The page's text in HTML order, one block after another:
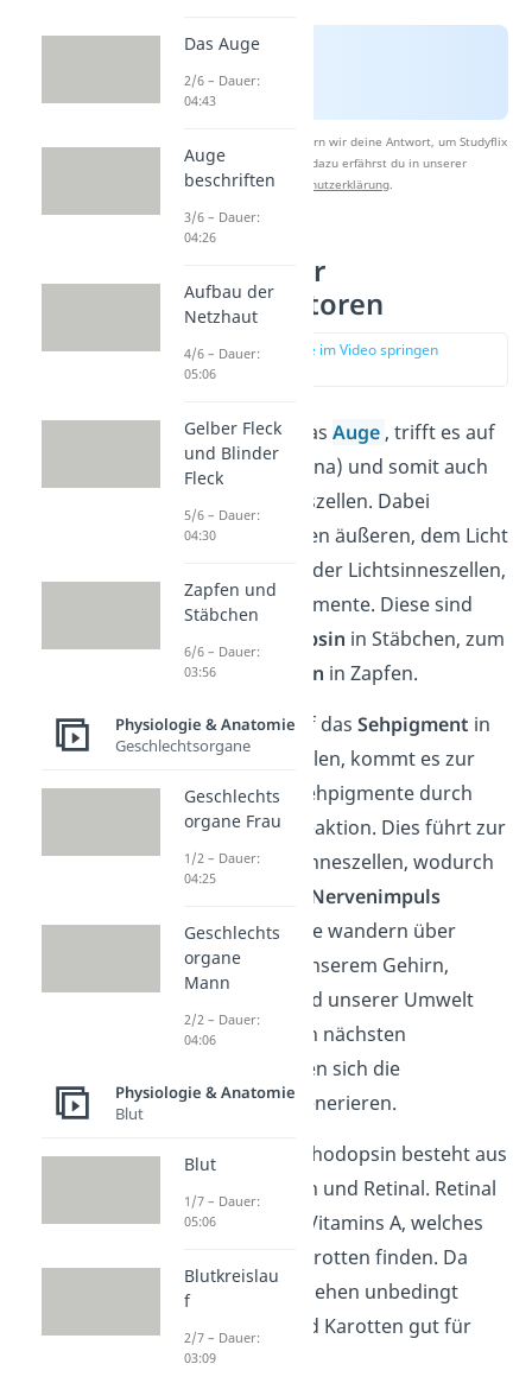
Nach Beantwortung speichern wir deine Antwort, um Studyflix
zu verbessern. Mehr dazu erfährst du in unserer
Datenschutzerklärung
Funktion der
Photorezeptoren
zur Stelle im Video springen
Fällt Licht durch das Auge , trifft es auf
Netzhaut(Retina) und somit auch
auf die Lichtsinneszellen. Dabei
befinden sich in den äußeren, dem Licht
abgewandten Teil der Lichtsinneszellen,
bestimmte Sehpigmente. Diese sind
Rhodopsin in Stäbchen, zum
anderen
Photopsin in Zapfen.
Trifft nun Licht auf das Sehpigment in
den Lichtsinneszellen, kommt es zur
Spaltung dieser Sehpigmente durch
eine chemische Reaktion. Dies führt zur
Aktivierung der Sinneszellen, wodurch
Nervenimpuls
auslöst. Die Signale wandern über
Nervenzellen zu unserem Gehirn,
wodurch ein Abbild unserer Umwelt
entsteht. Für einen nächsten
Lichtimpuls müssen sich die
Sehpigmente regenerieren.
Schon gewusst?
Rhodopsin besteht aus
dem Protein Opsin und Retinal. Retinal
ist eine Form des Vitamins A, welches
wir vor allem in Karotten finden. Da
Retinal für unser Sehen unbedingt
notwendig ist, sind Karotten gut für
unsere Augen.
Das Auge
2/6 – Dauer:
04:43
Auge
beschriften
3/6 – Dauer:
04:26
Aufbau der
Netzhaut
4/6 – Dauer:
05:06
Gelber Fleck
und Blinder
Fleck
5/6 – Dauer:
04:30
Zapfen und
Stäbchen
6/6 – Dauer:
03:56
Physiologie & Anatomie
Geschlechtsorgane
Geschlechts
organe Frau
1/2 – Dauer:
04:25
Geschlechts
organe
Mann
2/2 – Dauer:
04:06
Physiologie & Anatomie
Blut
Blut
1/7 – Dauer:
05:06
Blutkreislau
f
2/7 – Dauer:
03:09